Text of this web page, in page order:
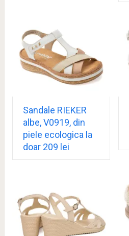
Sandale RIEKER
albe, V0919, din
piele ecologica la
doar 209 lei